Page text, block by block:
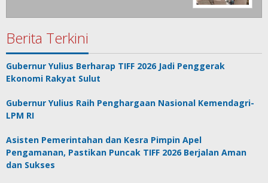
Berita Terkini
Gubernur Yulius Berharap TIFF 2026 Jadi Penggerak
Ekonomi Rakyat Sulut
Gubernur Yulius Raih Penghargaan Nasional Kemendagri-
LPM RI
Asisten Pemerintahan dan Kesra Pimpin Apel
Pengamanan, Pastikan Puncak TIFF 2026 Berjalan Aman
dan Sukses